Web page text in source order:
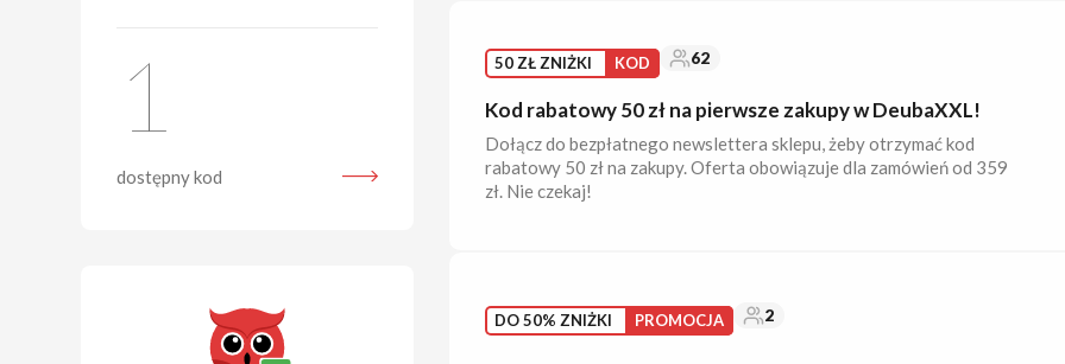
1
dostępny kod
50 ZŁ ZNIŻKI KOD 62
Kod rabatowy 50 zł na pierwsze zakupy w DeubaXXL!
Dołącz do bezpłatnego newslettera sklepu, żeby otrzymać kod
rabatowy 50 zł na zakupy. Oferta obowiązuje dla zamówień od 359
zł. Nie czekaj!
DO 50% ZNIŻKI PROMOCJA 2